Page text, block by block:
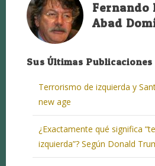
Fernando
Abad
Sus Últimas Publicaciones
Terrorismo de izquierda y
new age
¿Exactamente qué significa
izquierda”? Según Donald